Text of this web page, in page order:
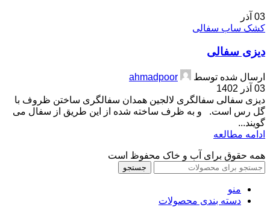
03 آذر
کشک ساب سفالی
دیزی سفالی
ارسال شده توسط
ahmadpoor
03 آذر 1402
دیزی سفالی سفالگری لالجین همدان سفالگری ساختن ظروف با
گل رس است. و به ظرف ساخته شده از این طریق از سفال می
گویند...
ادامه مطالعه
همه حقوق برای آب و خاک محفوظ است
جستجو
منو
دسته بندی محصولات